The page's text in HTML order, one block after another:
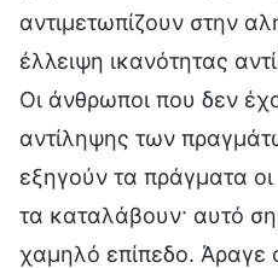
αντιμετωπίζουν στην
έλλειψη ικανότητας
Οι άνθρωποι που δεν
αντίληψης των
εξηγούν τα πράγματα
τα καταλάβουν· αυτό
χαμηλό επίπεδο. Άραγε